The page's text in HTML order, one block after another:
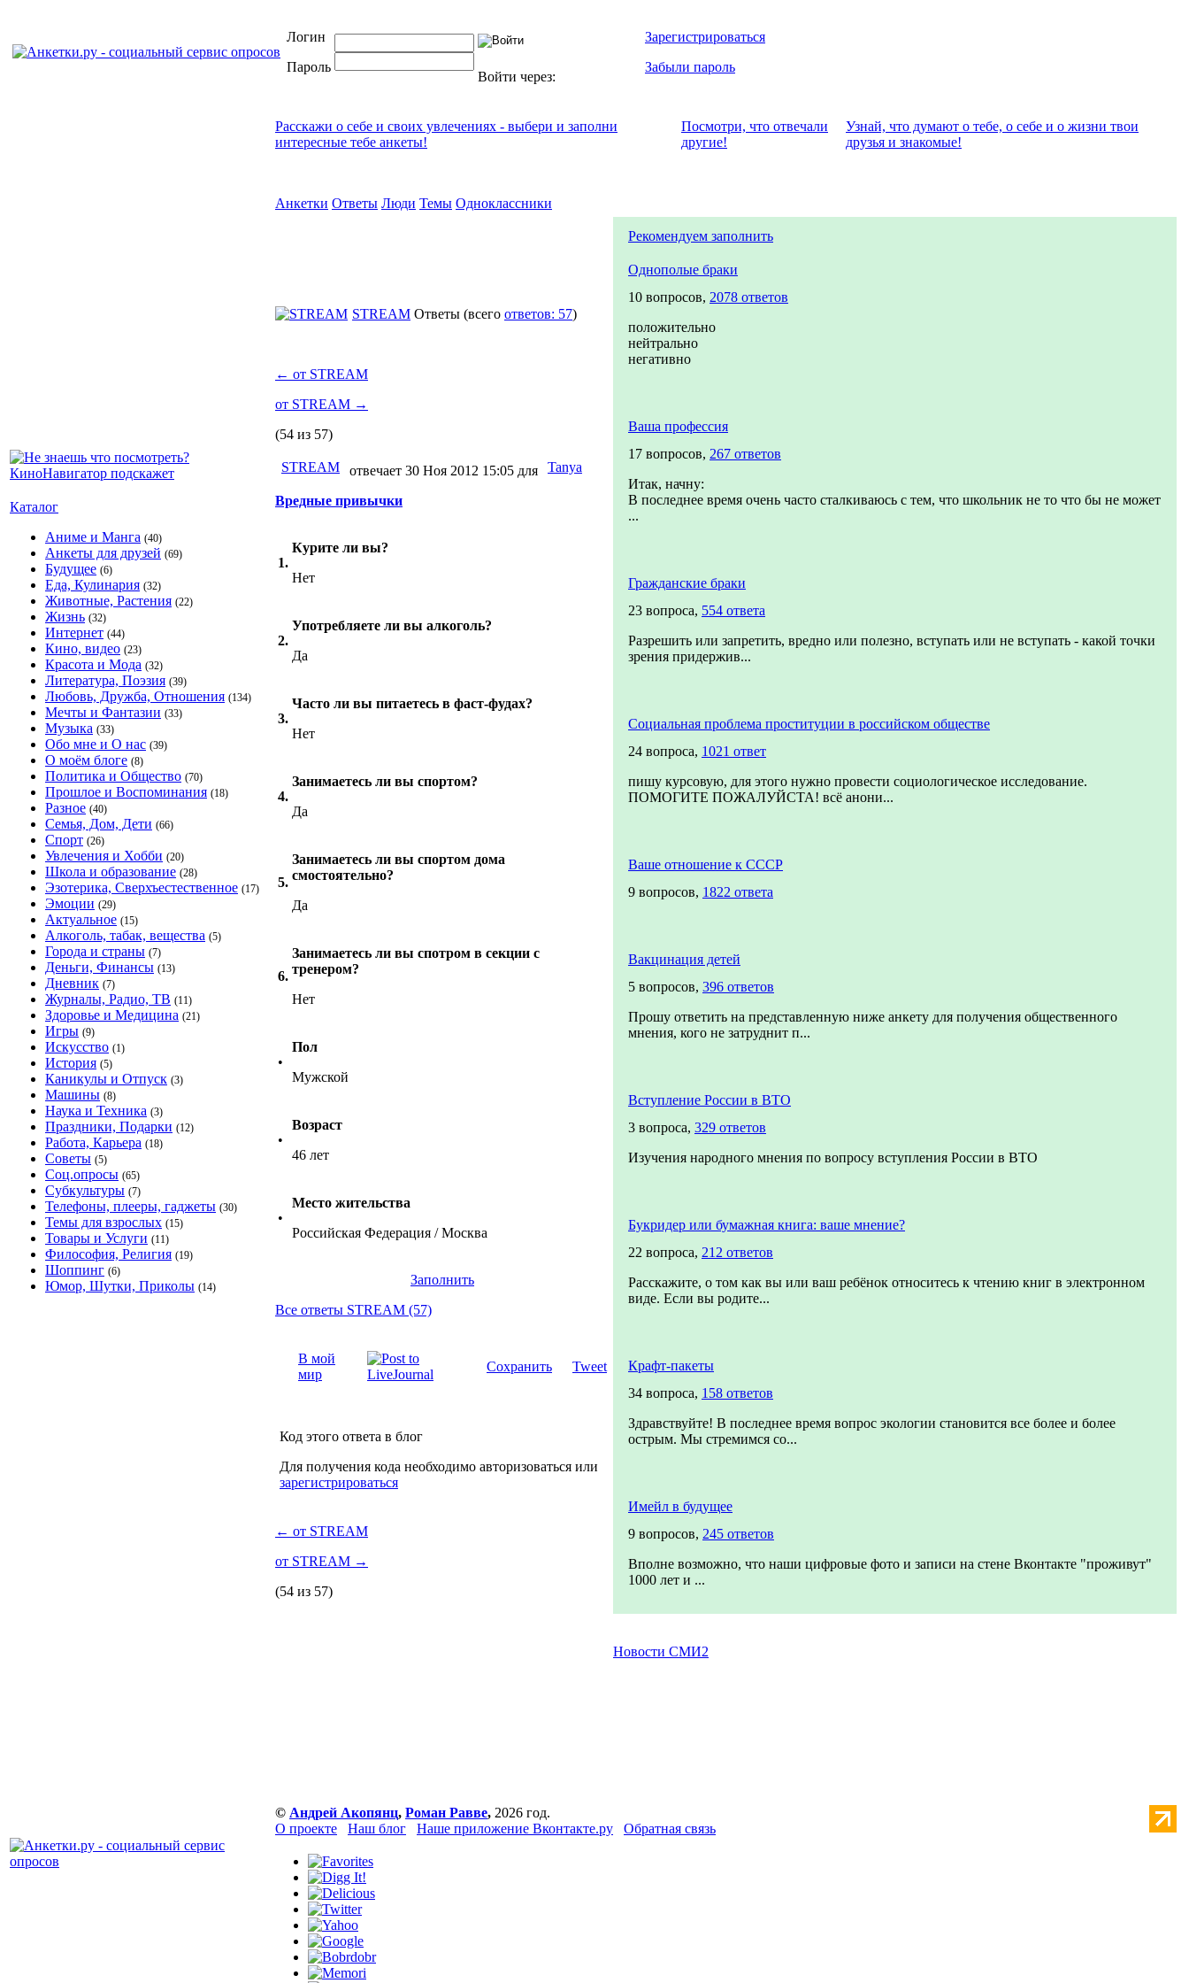
Логин
Пароль
Войти через:
Зарегистрироваться
Забыли пароль
Каталог
Аниме и Манга (40)
Анкеты для друзей (69)
Будущее (6)
Еда, Кулинария (32)
Животные, Растения (22)
Жизнь (32)
Интернет (44)
Кино, видео (23)
Красота и Мода (32)
Литература, Поэзия (39)
Любовь, Дружба, Отношения (134)
Мечты и Фантазии (33)
Музыка (33)
Обо мне и О нас (39)
О моём блоге (8)
Политика и Общество (70)
Прошлое и Воспоминания (18)
Разное (40)
Семья, Дом, Дети (66)
Спорт (26)
Увлечения и Хобби (20)
Школа и образование (28)
Эзотерика, Сверхъестественное (17)
Эмоции (29)
Актуальное (15)
Алкоголь, табак, вещества (5)
Города и страны (7)
Деньги, Финансы (13)
Дневник (7)
Журналы, Радио, ТВ (11)
Здоровье и Медицина (21)
Игры (9)
Искусство (1)
История (5)
Каникулы и Отпуск (3)
Машины (8)
Наука и Техника (3)
Праздники, Подарки (12)
Работа, Карьера (18)
Советы (5)
Соц.опросы (65)
Субкультуры (7)
Телефоны, плееры, гаджеты (30)
Темы для взрослых (15)
Товары и Услуги (11)
Философия, Религия (19)
Шоппинг (6)
Юмор, Шутки, Приколы (14)
Расскажи о себе и своих увлечениях - выбери и заполни
интересные тебе анкеты!
Посмотри, что отвeчали
другие!
Узнай, что думают о тебе, о себе и о жизни твои
друзья и знакомые!
Анкетки Ответы Люди Темы Одноклассники
STREAM Ответы (всего ответов: 57)
← от STREAM
от STREAM →
(54 из 57)
STREAM отвечает 30 Ноя 2012 15:05 для Tanya
Вредные привычки
1.
Курите ли вы?
Нет
2.
Употребляете ли вы алкоголь?
Да
3.
Часто ли вы питаетесь в фаст-фудах?
Нет
4.
Занимаетесь ли вы спортом?
Да
5.
Занимаетесь ли вы спортом дома
смостоятельно?
Да
6.
Занимаетесь ли вы спотром в секции с
тренером?
Нет
•
Пол
Мужской
•
Возраст
46 лет
•
Место жительства
Российская Федерация / Москва
Заполнить
Все ответы STREAM (57)
В мой
мир
Сохранить Tweet
Код этого ответа в блог
Для получения кода необходимо авторизоваться или
зарегистрироваться
← от STREAM
от STREAM →
(54 из 57)
Рекомендуем заполнить
Однополые браки
10 вопросов, 2078 ответов
положительно
нейтрально
негативно
Ваша профессия
17 вопросов, 267 ответов
Итак, начну:
В последнее время очень часто сталкиваюсь с тем, что школьник не то что бы не может
...
Гражданские браки
23 вопроса, 554 ответа
Разрешить или запретить, вредно или полезно, вступать или не вступать - какой точки
зрения придержив...
Социальная проблема проституции в российском обществе
24 вопроса, 1021 ответ
пишу курсовую, для этого нужно провести социологическое исследование.
ПОМОГИТЕ ПОЖАЛУЙСТА! всё анони...
Ваше отношение к СССР
9 вопросов, 1822 ответа
Вакцинация детей
5 вопросов, 396 ответов
Прошу ответить на представленную ниже анкету для получения общественного
мнения, кого не затруднит п...
Вступление России в ВТО
3 вопроса, 329 ответов
Изучения народного мнения по вопросу вступления России в ВТО
Букридер или бумажная книга: ваше мнение?
22 вопроса, 212 ответов
Расскажите, о том как вы или ваш ребёнок относитесь к чтению книг в электронном
виде. Если вы родите...
Крафт-пакеты
34 вопроса, 158 ответов
Здравствуйте! В последнее время вопрос экологии становится все более и более
острым. Мы стремимся со...
Имейл в будущее
9 вопросов, 245 ответов
Вполне возможно, что наши цифровые фото и записи на стене Вконтакте "проживут"
1000 лет и ...
Новости СМИ2
© Андрей Акопянц, Роман Равве, 2026 год.
О проекте
Наш блог Наше приложение Вконтакте.ру Обратная связь